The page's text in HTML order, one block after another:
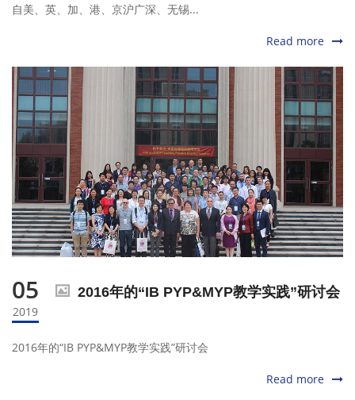
自美、英、加、港、京沪广深、无锡...
Read more
05
2019
2016年的“IB PYP&MYP教学实践”研讨会
2016年的“IB PYP&MYP教学实践”研讨会
Read more